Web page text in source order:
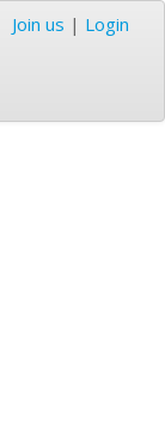
Join us | Login